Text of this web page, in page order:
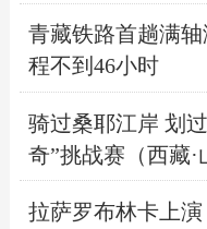
青藏铁路首趟满
程不到46小时
骑过桑耶江岸 划
奇”挑战赛（西藏
拉萨罗布林卡上